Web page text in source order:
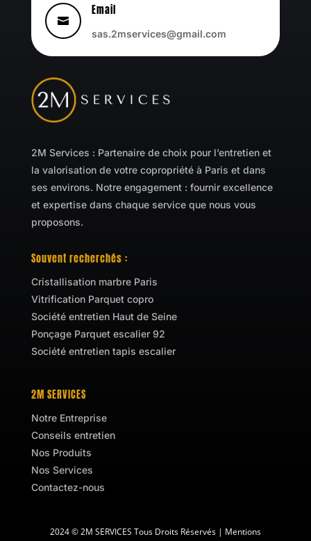

Email
sas.2mservices@gmail.com
2M Services : Partenaire de choix pour l’entretien et
la valorisation de votre copropriété à Paris et dans
ses environs. Notre engagement : fournir excellence
et expertise dans chaque service que nous vous
proposons.
Souvent recherchés :
Cristallisation marbre Paris
Vitrification Parquet copro
Société entretien Haut de Seine
Ponçage Parquet escalier 92
Société entretien tapis escalier
2M SERVICES
Notre Entreprise
Conseils entretien
Nos Produits
Nos Services
Contactez-nous
2024 © 2M SERVICES Tous Droits Réservés | Mentions